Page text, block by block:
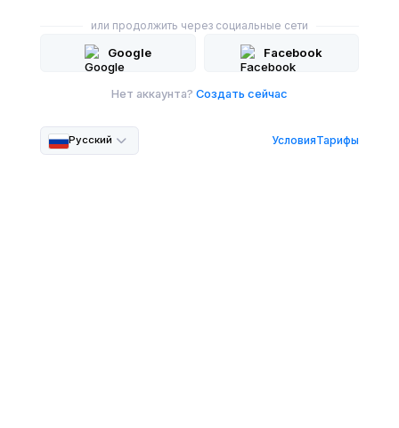
или продолжить через социальные сети
Google Facebook
Нет аккаунта? Создать сейчас
Русский УсловияТарифы